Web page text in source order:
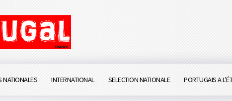
NATIONALES INTERNATIONAL SELECTION NATIONALE PORTUGAIS A